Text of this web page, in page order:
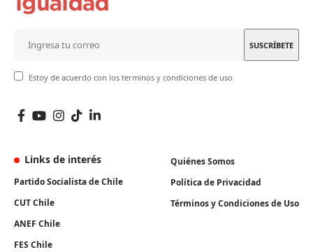
Estoy de acuerdo con los terminos y condiciones de uso
Links de interés
Partido Socialista de Chile
CUT Chile
ANEF Chile
FES Chile
Quiénes Somos
Política de Privacidad
Términos y Condiciones de Uso